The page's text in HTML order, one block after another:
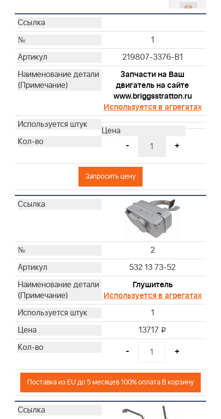
69
84
97
122
1
219807-3376-B1
Запчасти на Ваш
двигатель на сайте
www.briggsstratton.ru
Используется в агрегатах
- +
Запросить цену
2
532 13 73-52
Глушитель
Используется в агрегатах
1
13717 i
- +
Поставка из EU до 5 месяцев 100% оплата В корзину